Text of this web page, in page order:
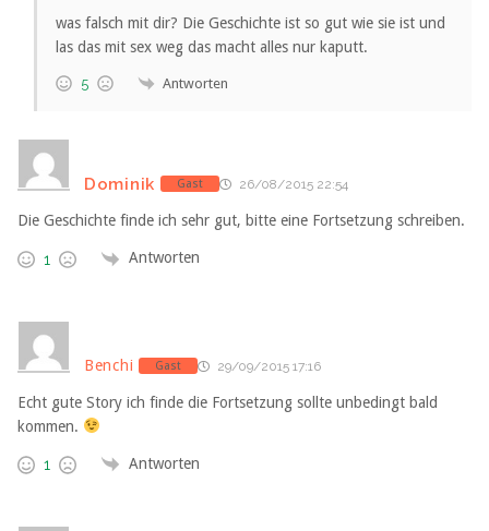
was falsch mit dir? Die Geschichte ist so gut wie sie ist und
las das mit sex weg das macht alles nur kaputt.
5 Antworten
Dominik Gast 26/08/2015 22:54
Die Geschichte finde ich sehr gut, bitte eine Fortsetzung schreiben.
1 Antworten
Benchi Gast 29/09/2015 17:16
Echt gute Story ich finde die Fortsetzung sollte unbedingt bald
kommen.
1 Antworten